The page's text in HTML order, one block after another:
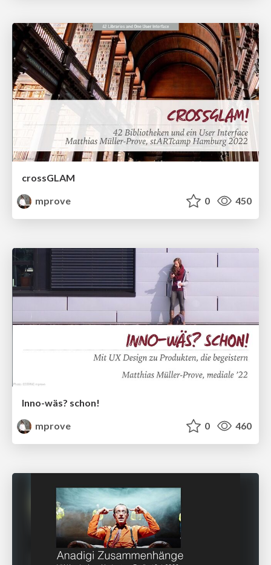
crossGLAM
mprove
0 450
Inno-wäs? schon!
mprove
0 460